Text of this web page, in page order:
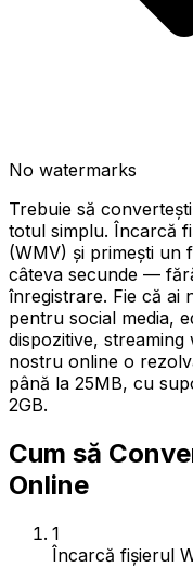
No watermarks
Trebuie să
totul simplu. Încarcă
(WMV) și primești un
câteva secunde —
înregistrare. Fie că ai
pentru social media,
dispozitive,
nostru online o
până la 25MB, cu
2GB.
Cum să
Online
1
Încarcă fișierul